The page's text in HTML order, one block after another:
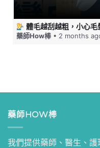
體毛越刮越粗，小心毛髮倒
藥師How棒 • 2 months
藥師HOW棒
我們提供藥師、醫生、